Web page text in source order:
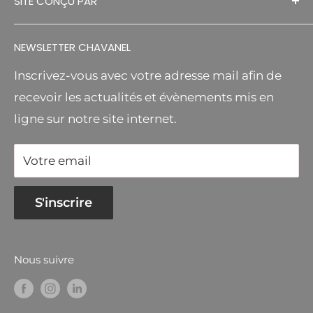
S.A.V
CGV
MR BRICOLAGE RELAIS
AGRICOLE
NEWSLETTER CHAVANEL
Inscrivez-vous avec votre adresse mail afin de
recevoir les actualités et évènements mis en
ligne sur notre site internet.
Votre email
S'inscrire
FA DESIGNS
Nous suivre